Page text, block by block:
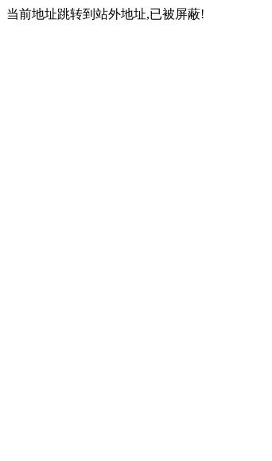
当前地址跳转到站外地址,已被屏蔽!